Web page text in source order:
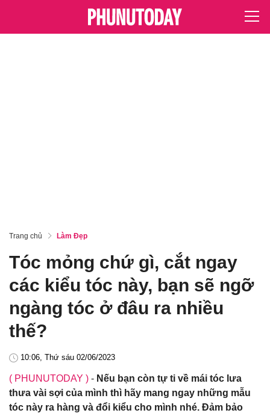
Trang chủ Làm Đẹp
Tóc mỏng chứ gì, cắt ngay
các kiểu tóc này, bạn sẽ ngỡ
ngàng tóc ở đâu ra nhiều
thế?
10:06, Thứ sáu 02/06/2023
( PHUNUTODAY ) - Nếu bạn còn tự ti về mái tóc lưa
thưa vài sợi của mình thì hãy mang ngay những mẫu
tóc này ra hàng và đổi kiểu cho mình nhé. Đảm bảo